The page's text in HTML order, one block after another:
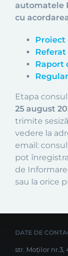
automatele
cu
Proiect
Raport
Etapa
25 august
trimite
vedere la
email:
pot
de
sau la orice
DATE DE
str. Moților nr.3,